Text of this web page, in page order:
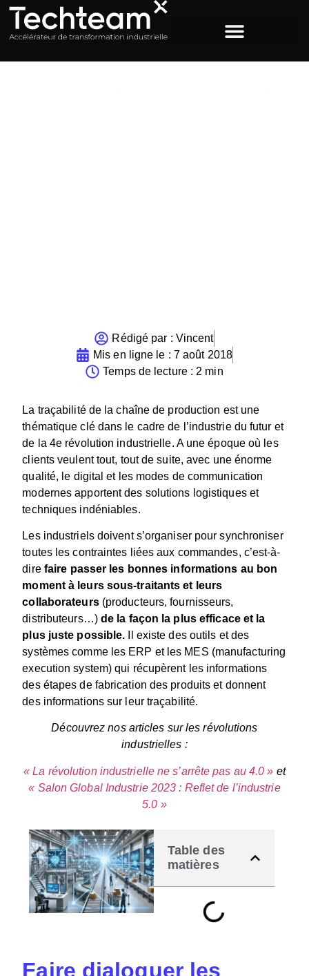
Rédigé par : Vincent
Mis en ligne le : 7 août 2018
Temps de lecture : 2 min
La traçabilité de la chaîne de production est une
thématique clé dans le cadre de l’industrie du futur et
de la 4e révolution industrielle. A une époque où les
clients veulent tout, tout de suite, avec une énorme
qualité, le digital et les modes de communication
modernes apportent des solutions logistiques et
techniques indéniables.
Les industriels doivent s’organiser pour synchroniser
toutes les contraintes liées aux commandes, c’est-à-
dire faire passer les bonnes informations au bon
moment à leurs sous-traitants et leurs
collaborateurs(producteurs, fournisseurs,
distributeurs…) de la façon la plus efficace et la
plus juste possible. Il existe des outils et des
systèmes comme les ERP et les MES (manufacturing
execution system) qui récupèrent les informations
des étapes de fabrication des produits et donnent
des informations sur leur traçabilité.
Découvrez nos articles sur les révolutions
industrielles :
« La révolution industrielle ne s’arrête pas au 4.0 » et
« Salon Global Industrie 2023 : Reflet de l’industrie
5.0 »
Table des
matières
Faire dialoguer les